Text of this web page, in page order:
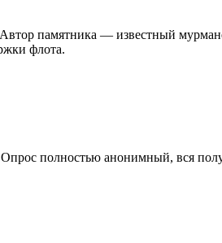
памятника — известный
флота.
полностью анонимный, вся